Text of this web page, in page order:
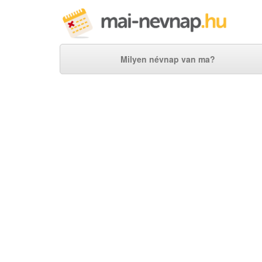
Milyen névnap van ma?